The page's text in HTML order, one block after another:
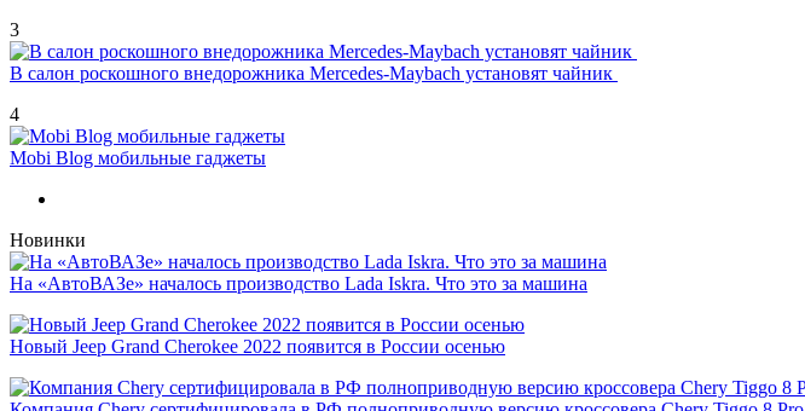
3
В салон роскошного внедорожника Mercedes-Maybach установят чайник
4
Mobi Blog мобильные гаджеты
Новинки
На «АвтоВАЗе» началось производство Lada Iskra. Что это за машина
Новый Jeep Grand Cherokee 2022 появится в России осенью